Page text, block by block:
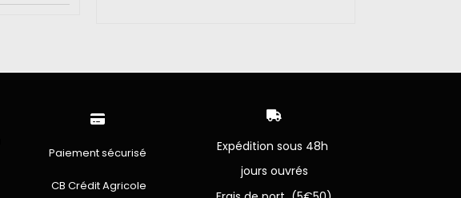

Paiement sécurisé
CB Crédit Agricole

Expédition sous 48h
jours ouvrés